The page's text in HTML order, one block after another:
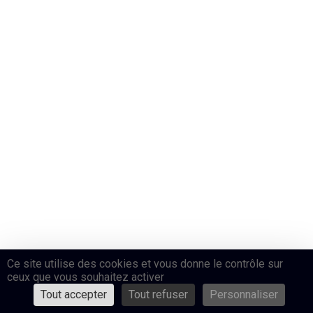
Ce site utilise des cookies et vous donne le contrôle sur
ceux que vous souhaitez activer
Tout accepter
Tout refuser Personnaliser